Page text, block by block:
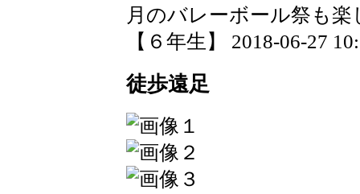
月のバレーボール祭も
【６年生】 2018-06-27
徒歩遠足